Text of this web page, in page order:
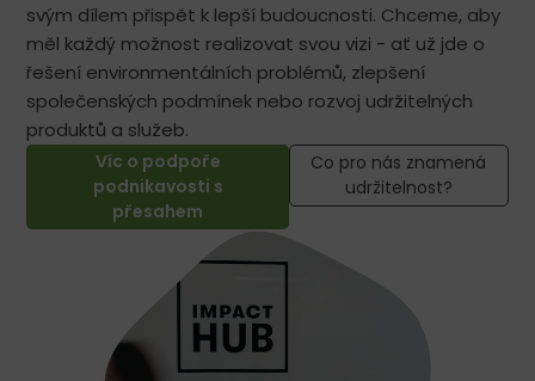
svým dílem přispět k lepší budoucnosti. Chceme, aby
měl každý možnost realizovat svou vizi - ať už jde o
řešení environmentálních problémů, zlepšení
společenských podmínek nebo rozvoj udržitelných
produktů a služeb.
Víc o podpoře
podnikavosti s
přesahem
Co pro nás znamená
udržitelnost?